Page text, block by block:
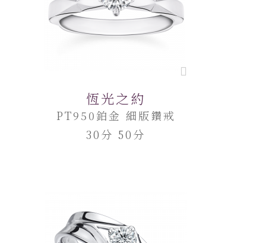
恆光之約
PT950鉑金 細版鑽戒
30分 50分